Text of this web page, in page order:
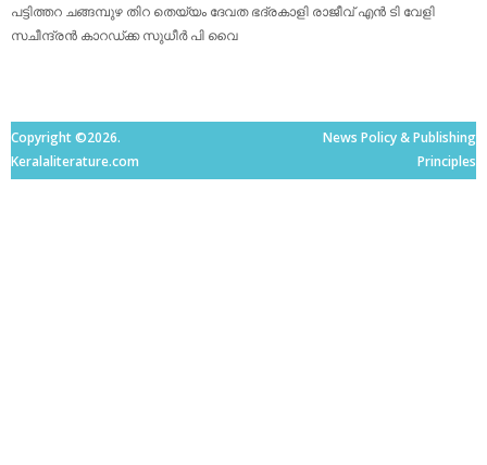
പട്ടിത്തറ ചങ്ങമ്പുഴ തിറ തെയ്യം ദേവത ഭദ്രകാളി രാജീവ് എൻ ടി വേളി
സചീന്ദ്രന്‍ കാറഡ്ക്ക സുധീര്‍ പി വൈ
Copyright ©2026.
Keralaliterature.com
News Policy & Publishing
Principles